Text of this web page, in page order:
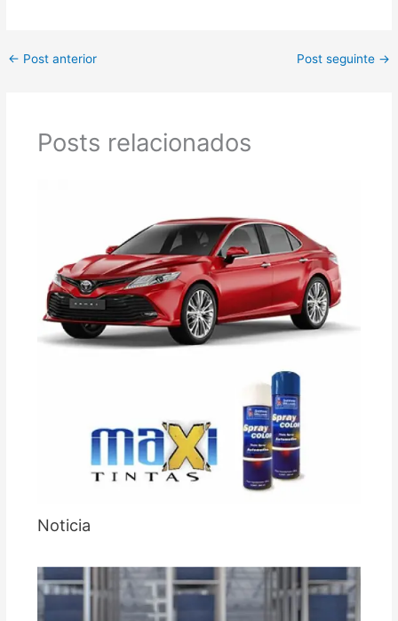
← Post anterior Post seguinte →
Posts relacionados
Noticia